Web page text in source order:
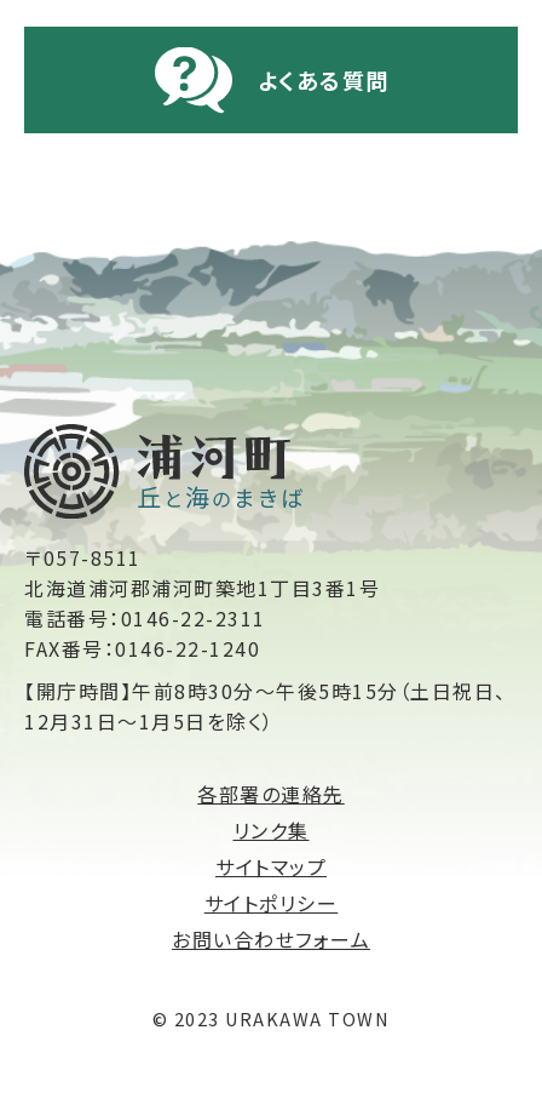
よくある質問
〒057-8511
北海道浦河郡浦河町築地1丁目3番1号
電話番号：0146-22-2311
FAX番号：0146-22-1240
【開庁時間】午前8時30分～午後5時15分（土日祝日、
12月31日～1月5日を除く）
各部署の連絡先
リンク集
サイトマップ
サイトポリシー
お問い合わせフォーム
© 2023 URAKAWA TOWN